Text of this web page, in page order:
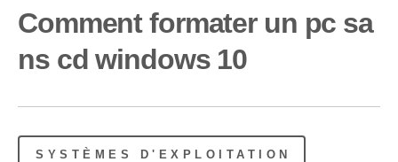
Comment formater un pc sa
ns cd windows 10
SYSTÈMES D'EXPLOITATION